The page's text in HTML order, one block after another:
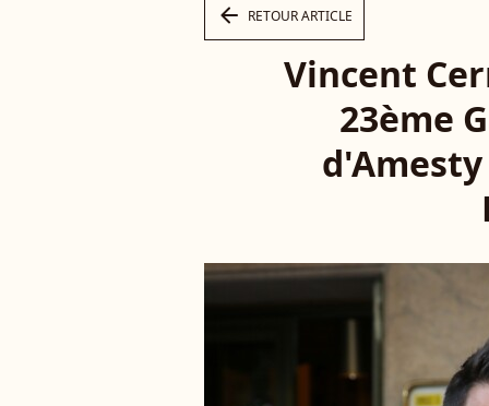
arrow_left RETOUR ARTICLE
Vincent
23ème